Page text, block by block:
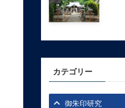
カテゴリー
御朱印研究